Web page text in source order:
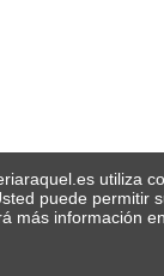
utiliza
puede permitir
más información